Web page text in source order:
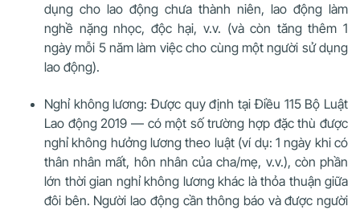
dụng cho lao động chưa thành niên, lao động làm
nghề nặng nhọc, độc hại, v.v. (và còn tăng thêm 1
ngày mỗi 5 năm làm việc cho cùng một người sử dụng
lao động).
Nghỉ không lương: Được quy định tại Điều 115 Bộ Luật
Lao động 2019 — có một số trường hợp đặc thù được
nghỉ không hưởng lương theo luật (ví dụ: 1 ngày khi có
thân nhân mất, hôn nhân của cha/mẹ, v.v.), còn phần
lớn thời gian nghỉ không lương khác là thỏa thuận giữa
đôi bên. Người lao động cần thông báo và được người